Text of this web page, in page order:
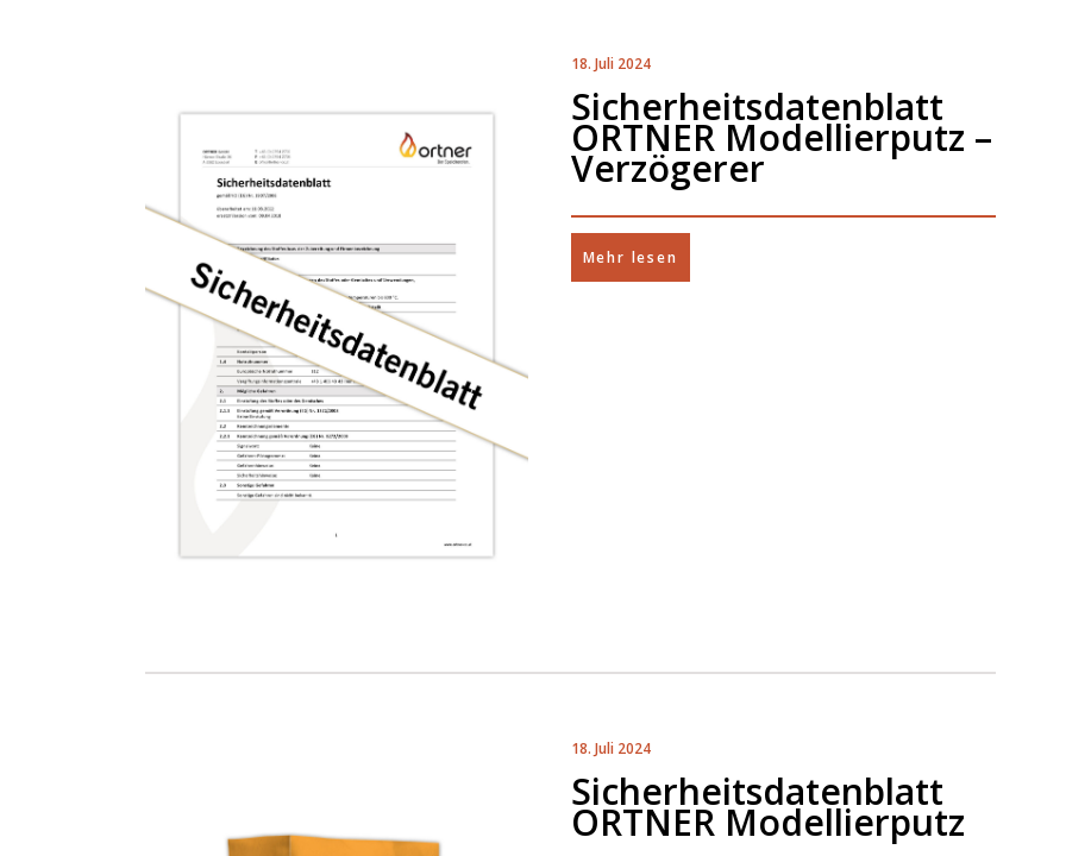
18. Juli 2024
Sicherheitsdatenblatt
ORTNER Modellierputz –
Verzögerer
Mehr lesen
18. Juli 2024
Sicherheitsdatenblatt
ORTNER Modellierputz